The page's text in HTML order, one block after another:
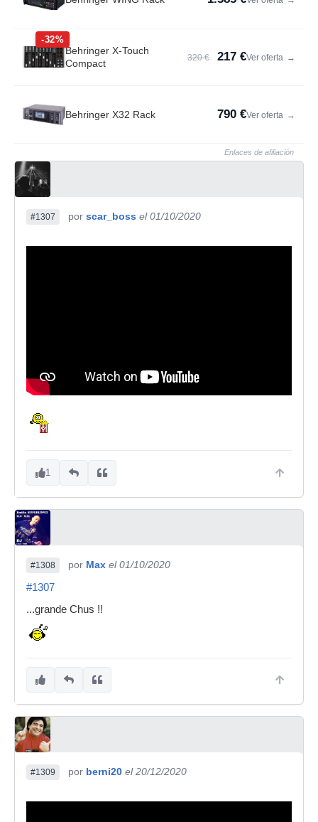
-32%
Behringer X-Touch
Compact
320 € 217 €Ver oferta →
Behringer X32 Rack 790 €Ver oferta →
Enlaces de afiliación
#1307 por scar_boss el 01/10/2020
1
#1308 por Max el 01/10/2020
#1307
...grande Chus !!
#1309 por berni20 el 20/12/2020